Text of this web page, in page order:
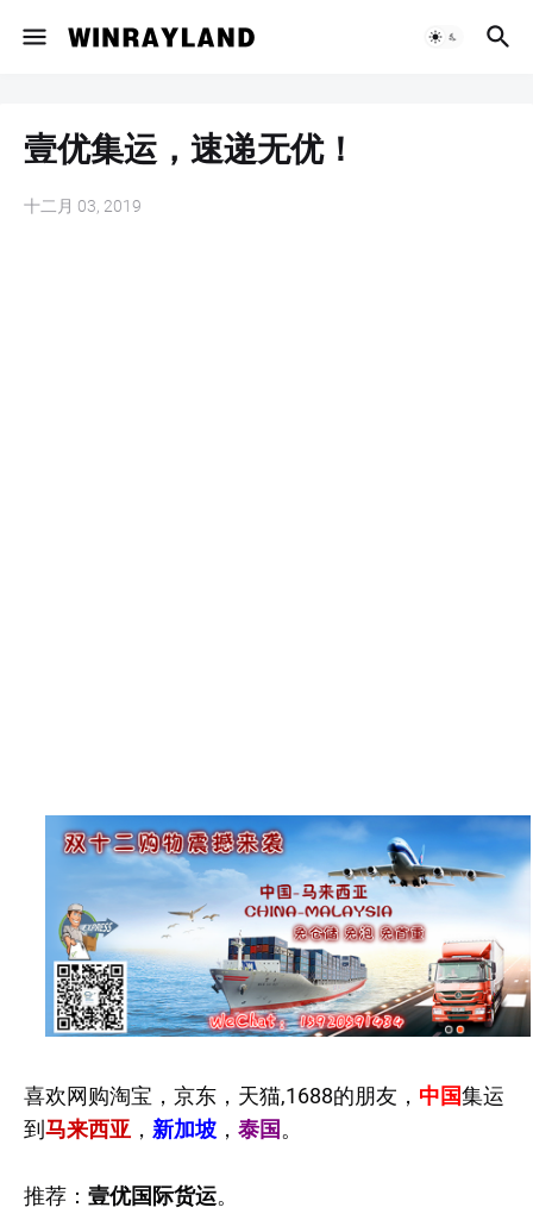
壹优集运，速递无优！
十二月 03, 2019
喜欢网购淘宝，京东，天猫,1688的朋友， 中国集运
到 马来西亚 ， 新加坡 ， 泰国。
推荐： 壹优国际货运。